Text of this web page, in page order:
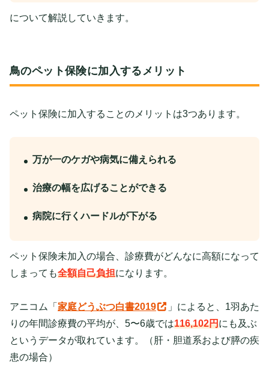
について解説していきます。
鳥のペット保険に加入するメリット
ペット保険に加入することのメリットは3つあります。
万が一のケガや病気に備えられる
治療の幅を広げることができる
病院に行くハードルが下がる
ペット保険未加入の場合、診療費がどんなに高額になって
しまっても全額自己負担になります。
アニコム「 家庭どうぶつ白書2019
」によると、1羽あた
りの年間診療費の平均が、5〜6歳では116,102円にも及ぶ
というデータが取れています。（肝・胆道系および膵の疾
患の場合）